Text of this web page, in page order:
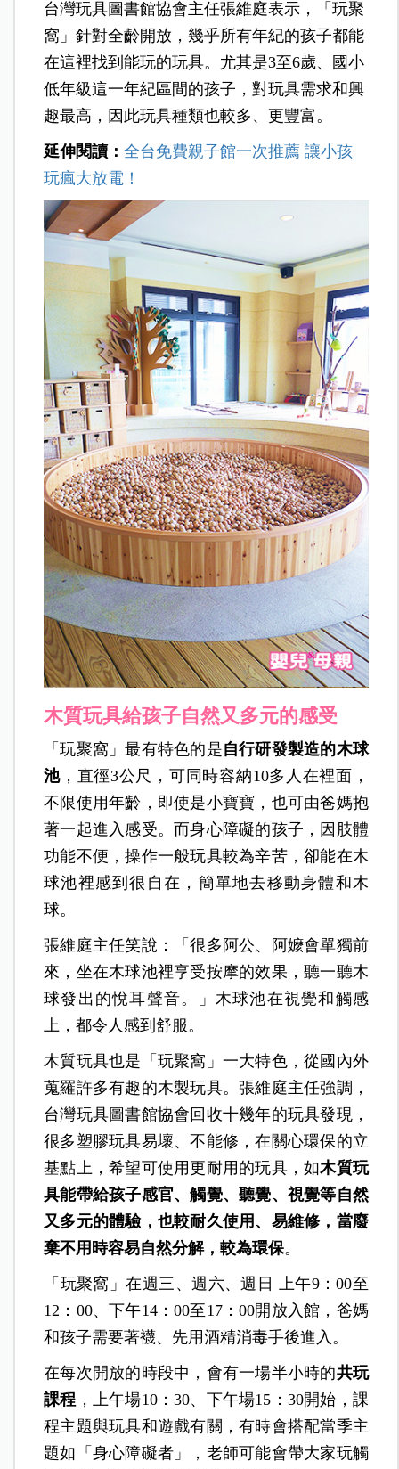
台灣玩具圖書館協會主任張維庭表示，「玩聚
窩」針對全齡開放，幾乎所有年紀的孩子都能
在這裡找到能玩的玩具。尤其是3至6歲、國小
低年級這一年紀區間的孩子，對玩具需求和興
趣最高，因此玩具種類也較多、更豐富。
延伸閱讀：全台免費親子館一次推薦 讓小孩
玩瘋大放電！
木質玩具給孩子自然又多元的感受
「玩聚窩」最有特色的是自行研發製造的木球
池，直徑3公尺，可同時容納10多人在裡面，
不限使用年齡，即使是小寶寶，也可由爸媽抱
著一起進入感受。而身心障礙的孩子，因肢體
功能不便，操作一般玩具較為辛苦，卻能在木
球池裡感到很自在，簡單地去移動身體和木
球。
張維庭主任笑說：「很多阿公、阿嬤會單獨前
來，坐在木球池裡享受按摩的效果，聽一聽木
球發出的悅耳聲音。」木球池在視覺和觸感
上，都令人感到舒服。
木質玩具也是「玩聚窩」一大特色，從國內外
蒐羅許多有趣的木製玩具。張維庭主任強調，
台灣玩具圖書館協會回收十幾年的玩具發現，
很多塑膠玩具易壞、不能修，在關心環保的立
基點上，希望可使用更耐用的玩具，如木質玩
具能帶給孩子感官、觸覺、聽覺、視覺等自然
又多元的體驗，也較耐久使用、易維修，當廢
棄不用時容易自然分解，較為環保。
「玩聚窩」在週三、週六、週日 上午9：00至
12：00、下午14：00至17：00開放入館，爸媽
和孩子需要著襪、先用酒精消毒手後進入。
在每次開放的時段中，會有一場半小時的共玩
課程 ，上午場10：30、下午場15：30開始，課
程主題與玩具和遊戲有關，有時會搭配當季主
題如「身心障礙者」，老師可能會帶大家玩觸